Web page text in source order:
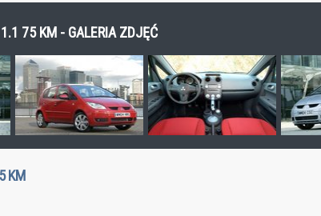
75 KM - GALERIA ZDJĘĆ
KM